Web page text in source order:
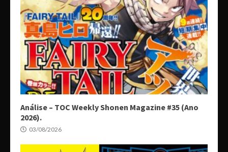
Análise – TOC Weekly Shonen Magazine #35 (Ano
2026).
03/08/2026